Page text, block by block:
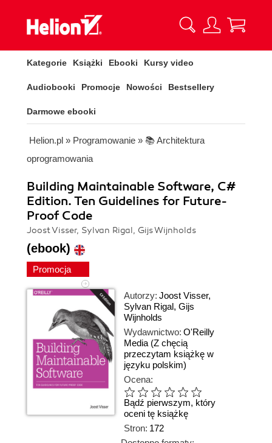
Kategorie Książki Ebooki Kursy video
Audiobooki Promocje Nowości Bestsellery
Darmowe ebooki
Helion.pl » Programowanie » 📚 Architektura
oprogramowania
Building Maintainable Software, C#
Edition. Ten Guidelines for Future-
Proof Code
Joost Visser, Sylvan Rigal, Gijs Wijnholds
(ebook)
Promocja
Autorzy: Joost Visser,
Sylvan Rigal, Gijs
Wijnholds
Wydawnictwo: O'Reilly
Media (Z chęcią
przeczytam książkę w
języku polskim)
Ocena:
Bądź pierwszym, który
oceni tę książkę
Stron: 172